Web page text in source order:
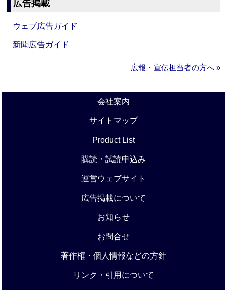
広告掲載
ウェブ広告ガイド
新聞広告ガイド
広報・宣伝担当者の方へ »
会社案内
サイトマップ
Product List
購読・試読申込み
運営ウェブサイト
広告掲載について
お知らせ
お問合せ
著作権・個人情報などの方針
リンク・引用について